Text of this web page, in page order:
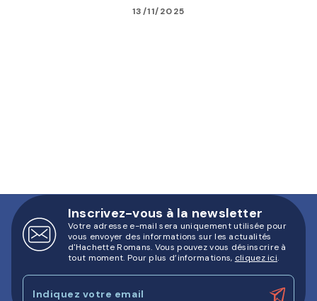
13/11/2025
Inscrivez-vous à la newsletter
Votre adresse e-mail sera uniquement utilisée pour
vous envoyer des informations sur les actualités
d'Hachette Romans. Vous pouvez vous désinscrire à
tout moment. Pour plus d’informations, cliquez ici.
Indiquez votre email